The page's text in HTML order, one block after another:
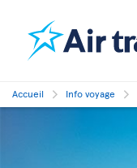
Accueil Info voyage